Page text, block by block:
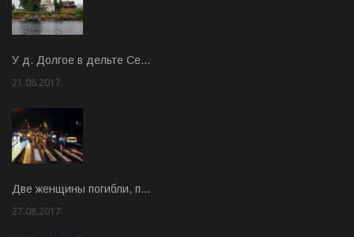
У д. Долгое в дельте Се…
21.08.2017
Две женщины погибли, п…
27.08.2017